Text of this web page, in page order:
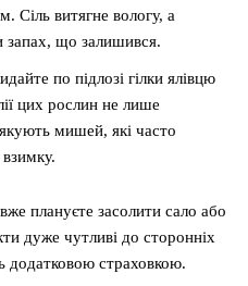
Сіль витягне вологу, а
запах, що залишився.
по підлозі гілки ялівцю
цих рослин не лише
мишей, які часто
плануєте засолити сало або
дуже чутливі до сторонніх
додатковою страховкою.